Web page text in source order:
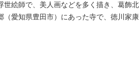
世絵師で、美人画などを多く描き、葛飾
（愛知県豊田市）にあった寺で、徳川家